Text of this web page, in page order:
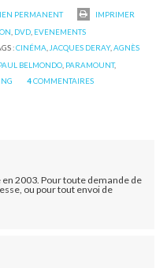
PERMANENT
IMPRIMER
DVD EVENEMENTS
:CINÉMA JACQUES DERAY, AGNÈS
BELMONDO PARAMOUNT,
4COMMENTAIRES
en 2003. Pour toute demande de
ou pour tout envoi de